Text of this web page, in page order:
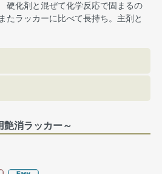
硬化剤と混ぜて化学反応で固まるの
たラッカーに比べて長持ち。主剤と
消ラッカー～